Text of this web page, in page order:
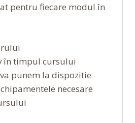
pentru fiecare modul în
în timpul cursului
punem la dispozitie
necesare